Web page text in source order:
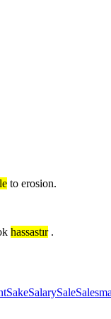
to erosion.
hassastır .
SakeSalarySale